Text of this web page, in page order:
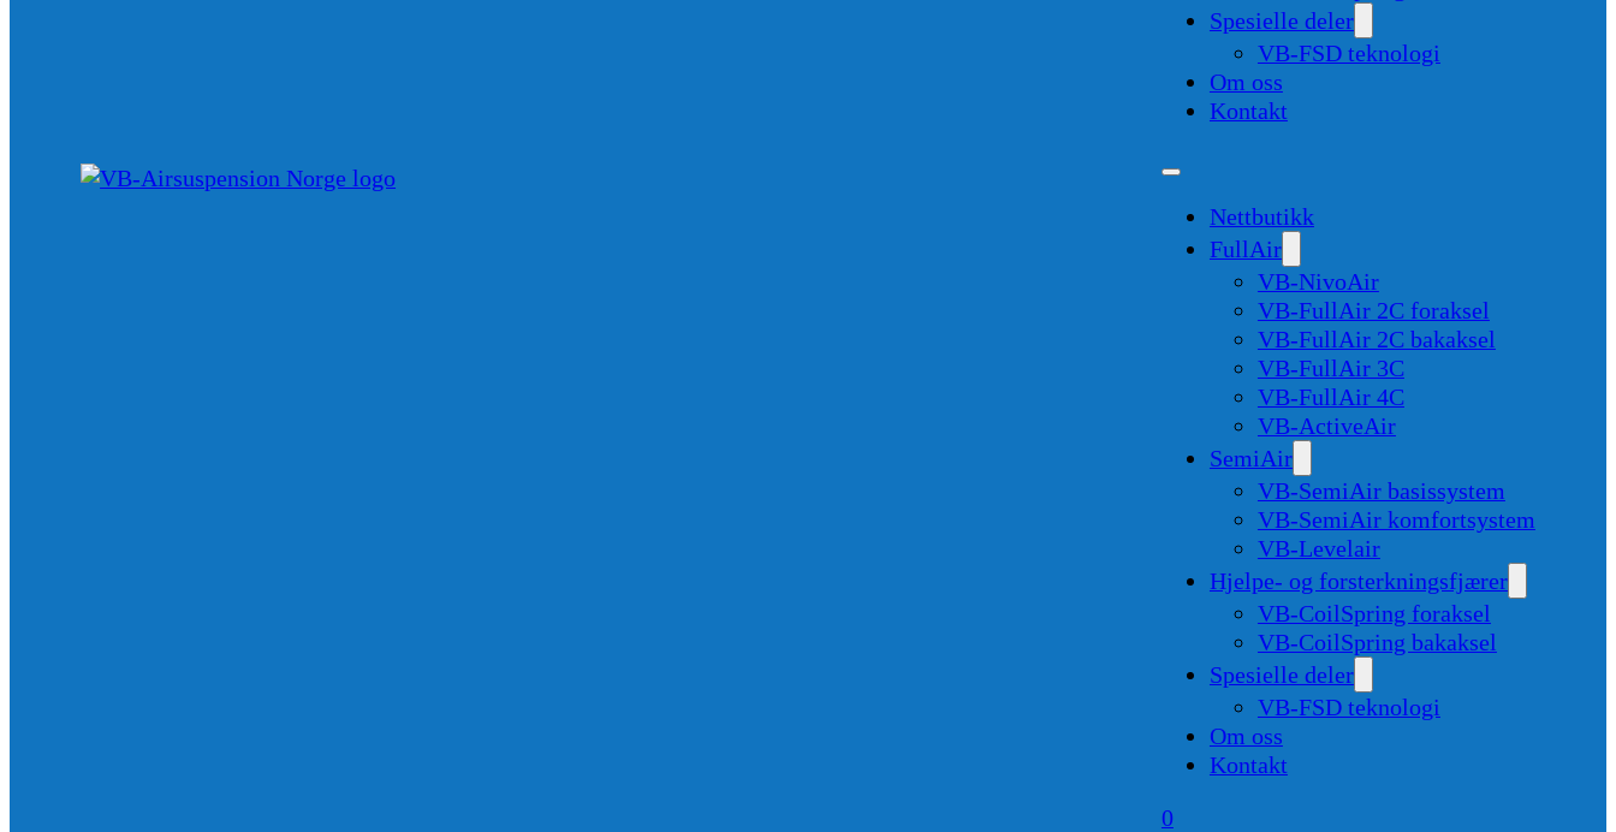
Spesielle deler
VB-FSD teknologi
Om oss
Kontakt
Nettbutikk
FullAir
VB-NivoAir
VB-FullAir 2C foraksel
VB-FullAir 2C bakaksel
VB-FullAir 3C
VB-FullAir 4C
VB-ActiveAir
SemiAir
VB-SemiAir basissystem
VB-SemiAir komfortsystem
VB-Levelair
Hjelpe- og forsterkningsfjærer
VB-CoilSpring foraksel
VB-CoilSpring bakaksel
Spesielle deler
VB-FSD teknologi
Om oss
Kontakt
0